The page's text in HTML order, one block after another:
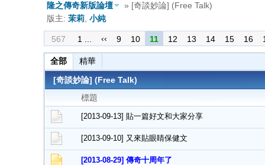
隆之傳奇新版論壇
» [奇談妙論] (Free Talk)
版主: 茉莉, 小純
567 1 ... ‹‹ 9 10 11 12 13 14 15 16
全部
精華
[奇談妙論] (Free Talk)
標題
[2013-09-13] 貼一篇好文和大家分享
[2013-09-10] 又來貼眼睛保健文
[2013-08-29] 傳奇十周年了